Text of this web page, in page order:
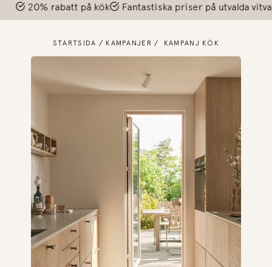
STARTSIDA KAMPANJER KAMPANJ KÖK
på kök Fantastiska priser på utvalda vitvaror! 20%